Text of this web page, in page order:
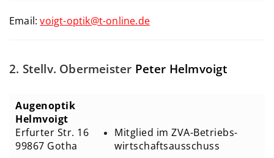
Email:voigt-optik@t-online.de
2. Stellv. Obermeister Peter Helmvoigt
Augenoptik
Helmvoigt
Erfurter Str. 16
99867 Gotha
Mitglied im ZVA-Betriebs-
wirtschaftsausschuss